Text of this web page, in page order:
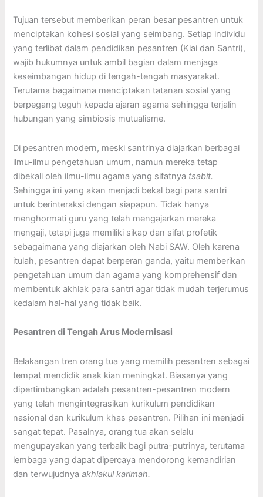
Tujuan tersebut memberikan peran besar pesantren untuk
menciptakan kohesi sosial yang seimbang. Setiap individu
yang terlibat dalam pendidikan pesantren (Kiai dan Santri),
wajib hukumnya untuk ambil bagian dalam menjaga
keseimbangan hidup di tengah-tengah masyarakat.
Terutama bagaimana menciptakan tatanan sosial yang
berpegang teguh kepada ajaran agama sehingga terjalin
hubungan yang simbiosis mutualisme.
Di pesantren modern, meski santrinya diajarkan berbagai
ilmu-ilmu pengetahuan umum, namun mereka tetap
dibekali oleh ilmu-ilmu agama yang sifatnya tsabit.
Sehingga ini yang akan menjadi bekal bagi para santri
untuk berinteraksi dengan siapapun. Tidak hanya
menghormati guru yang telah mengajarkan mereka
mengaji, tetapi juga memiliki sikap dan sifat profetik
sebagaimana yang diajarkan oleh Nabi SAW. Oleh karena
itulah, pesantren dapat berperan ganda, yaitu memberikan
pengetahuan umum dan agama yang komprehensif dan
membentuk akhlak para santri agar tidak mudah terjerumus
kedalam hal-hal yang tidak baik.
Pesantren di Tengah Arus Modernisasi
Belakangan tren orang tua yang memilih pesantren sebagai
tempat mendidik anak kian meningkat. Biasanya yang
dipertimbangkan adalah pesantren-pesantren modern
yang telah mengintegrasikan kurikulum pendidikan
nasional dan kurikulum khas pesantren. Pilihan ini menjadi
sangat tepat. Pasalnya, orang tua akan selalu
mengupayakan yang terbaik bagi putra-putrinya, terutama
lembaga yang dapat dipercaya mendorong kemandirian
dan terwujudnyaakhlakul karimah.